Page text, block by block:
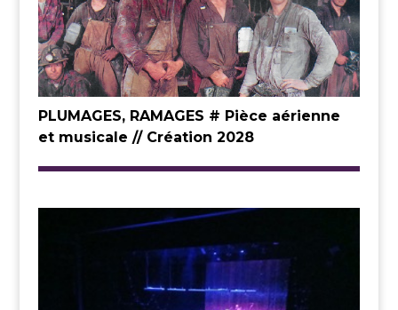
PLUMAGES, RAMAGES # Pièce aérienne
et musicale // Création 2028